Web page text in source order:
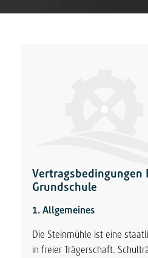
Vertragsbedingungen
Grundschule
1. Allgemeines
Die Steinmühle ist eine
in freier Trägerschaft.